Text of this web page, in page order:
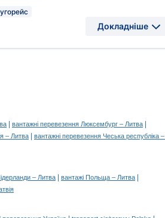
Докладніше
вантажні перевезення Люксембург – Литва
– Литва вантажні перевезення Чеська республіка
– Литва вантажі Польща – Литва